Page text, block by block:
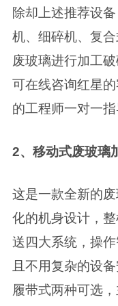
除却上述推荐设
机、细碎机、复
废玻璃进行加工
可在线咨询红星
的工程师一对一指
2、移动式废玻璃
这是一款全新的
化的机身设计，
送四大系统，操
且不用复杂的设
履带式两种可选